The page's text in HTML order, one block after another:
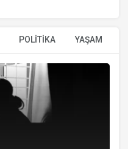
POLİTİKA YAŞAM